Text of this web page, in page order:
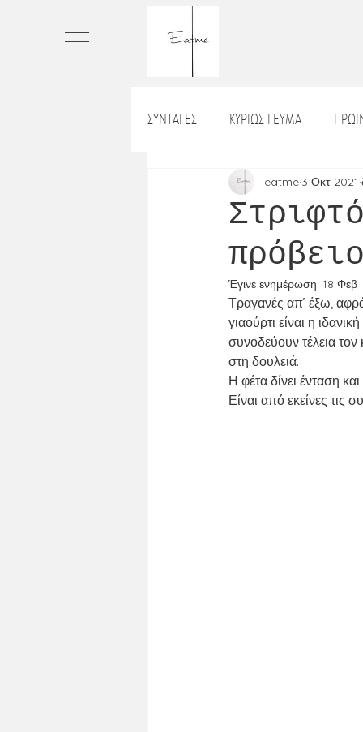
ΣΥΝΤΑΓΕΣ ΚΥΡΙΩΣ ΓΕΥΜΑ
ΤΑΡΤΕΣ ΨΩΜΙ
ΡΥΖΙ_ΡΙΖΟΤΟ ΒΡΑΔΙΝΟ
ΝΗΣΤΙΣΙΜΑ
ΚΑΘΗΜΕΡΙΝΟ ΤΡΑΠΕΖΙ
eatme 3 Οκτ 2021
Έγινε ενημέρωση: 18 Φεβ
Τραγανές απ’ έξω,
γιαούρτι είναι η
συνοδεύουν τέλεια
στη δουλειά.
Η φέτα δίνει ένταση
Είναι από εκείνες τις